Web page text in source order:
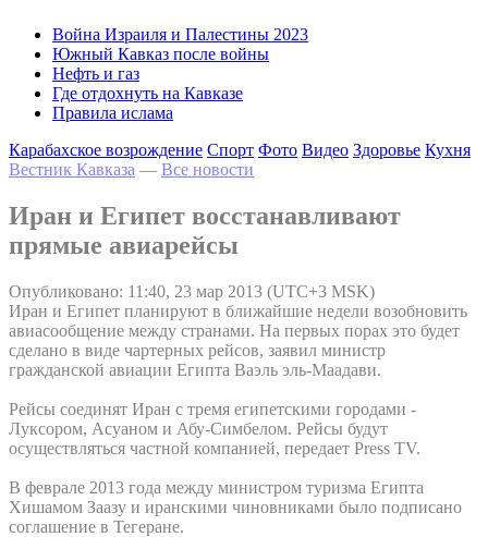
Война Израиля и Палестины 2023
Южный Кавказ после войны
Нефть и газ
Где отдохнуть на Кавказе
Правила ислама
Карабахское возрождение Спорт Фото Видео Здоровье Кухня
Вестник Кавказа — Все новости
Иран и Египет восстанавливают
прямые авиарейсы
Опубликовано: 11:40, 23 мар 2013 (UTC+3 MSK)
Иран и Египет планируют в ближайшие недели возобновить
авиасообщение между странами. На первых порах это будет
сделано в виде чартерных рейсов, заявил министр
гражданской авиации Египта Ваэль эль-Маадави.
Рейсы соединят Иран с тремя египетскими городами -
Луксором, Асуаном и Абу-Симбелом. Рейсы будут
осуществляться частной компанией, передает Press TV.
В феврале 2013 года между министром туризма Египта
Хишамом Заазу и иранскими чиновниками было подписано
соглашение в Тегеране.